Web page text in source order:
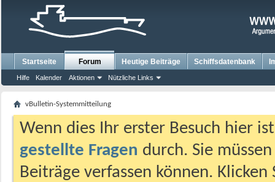
Startseite Forum
Hilfe Kalender Aktionen Nützliche Links
Heutige Beiträge Schiffsdatenbank
vBulletin-Systemmitteilung
Wenn dies Ihr erster Besuch hier
gestellte Fragen durch. Sie
Beiträge verfassen können.